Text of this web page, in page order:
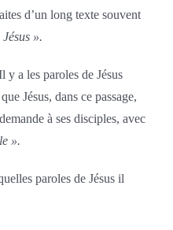
d’un long texte souvent
».
y a les paroles de Jésus
Jésus, dans ce passage,
à ses disciples, avec
».
paroles de Jésus il